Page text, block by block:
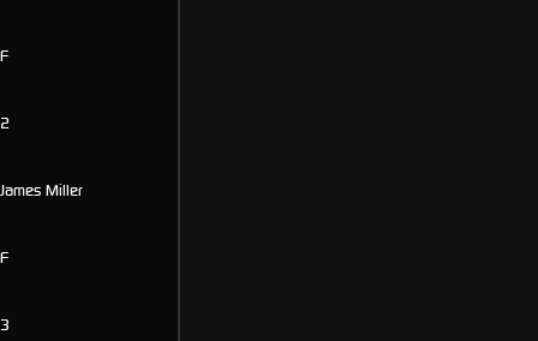
F
2
James Miller
F
3